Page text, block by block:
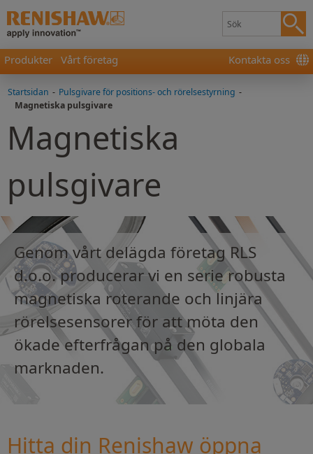
Produkter Vårt företag Kontakta oss
Startsidan - Pulsgivare för positions- och rörelsestyrning -
Magnetiska pulsgivare
Magnetiska
pulsgivare
Genom vårt delägda företag RLS
d.o.o. producerar vi en serie robusta
magnetiska roterande och linjära
rörelsesensorer för att möta den
ökade efterfrågan på den globala
marknaden.
Hitta din Renishaw öppna